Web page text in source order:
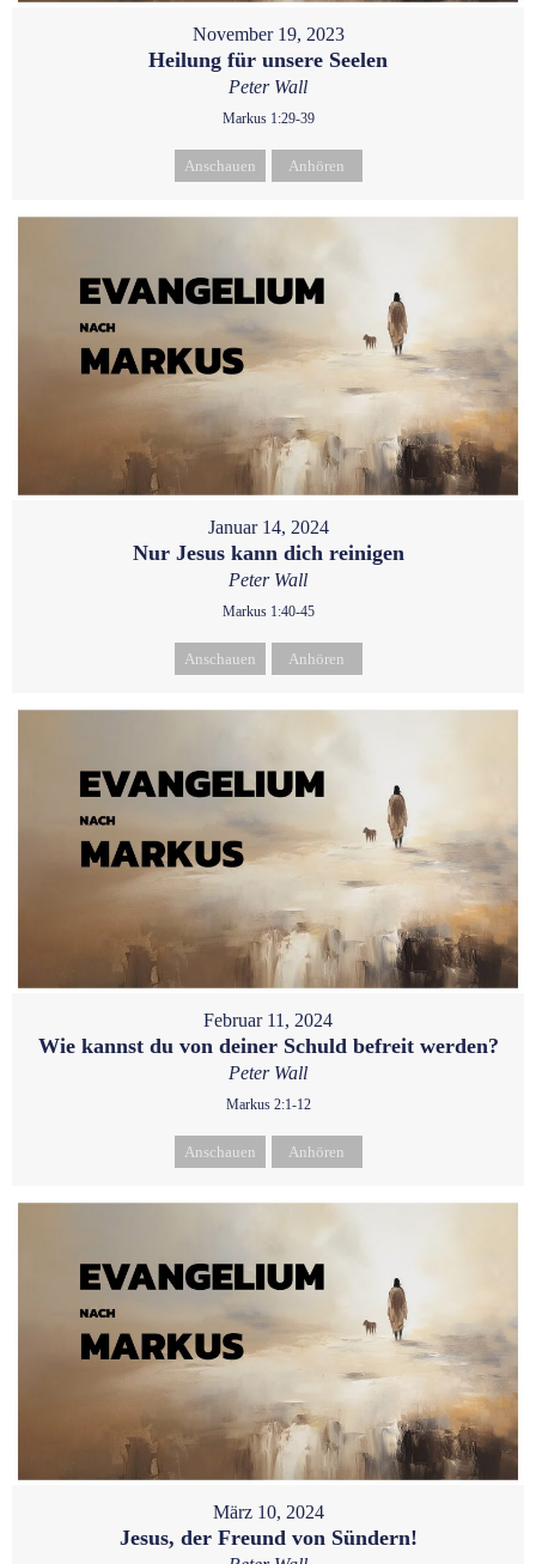
November 19, 2023
Heilung für unsere Seelen
Peter Wall
Markus 1:29-39
Anschauen Anhören
Januar 14, 2024
Nur Jesus kann dich reinigen
Peter Wall
Markus 1:40-45
Anschauen Anhören
Februar 11, 2024
Wie kannst du von deiner Schuld befreit werden?
Peter Wall
Markus 2:1-12
Anschauen Anhören
März 10, 2024
Jesus, der Freund von Sündern!